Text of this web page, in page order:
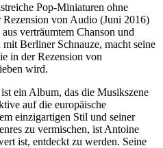
Pop-Miniaturen ohne
von Audio (Juni 2016)
verträumtem Chanson und
Berliner Schnauze, macht seine
in der Rezension von
wird.
ein Album, das die Musikszene
auf die europäische
einzigartigen Stil und seiner
zu vermischen, ist Antoine
ist, entdeckt zu werden. Seine